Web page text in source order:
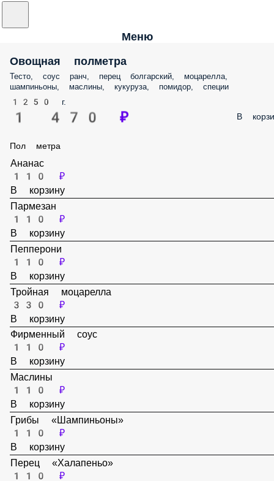
Меню
Овощная полметра
Тесто, соус ранч, перец болгарский, моцарелла, шампиньоны,
маслины, кукуруза, помидор, специи
1250 г.
1 470 ₽ В
Пол метра
Ананас
110 ₽
В корзину
Пармезан
110 ₽
В корзину
Пепперони
110 ₽
В корзину
Тройная моцарелла
330 ₽
В корзину
Фирменный соус
110 ₽
В корзину
Маслины
110 ₽
В корзину